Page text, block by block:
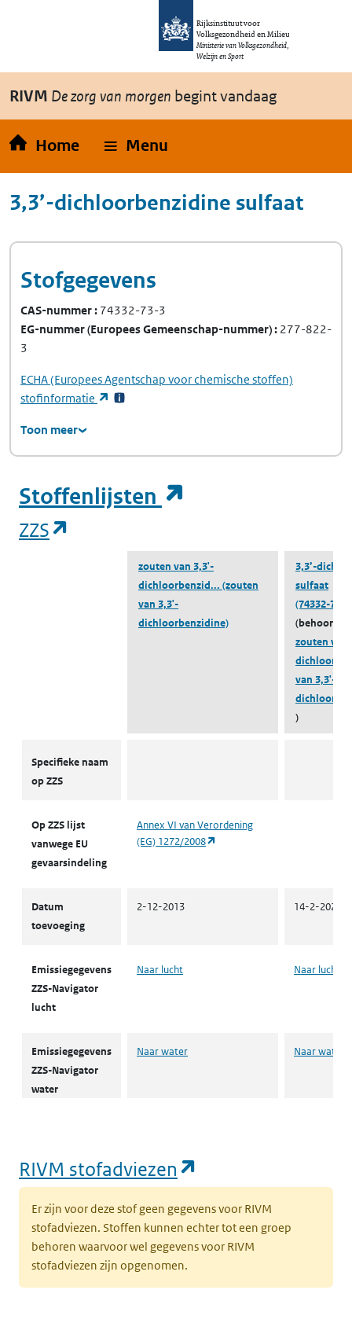
Overslaan en naar de inhoud gaan
Rijksinstituut voor
Volksgezondheid en Milieu
Ministerie van Volksgezondheid,
Welzijn en Sport
RIVM De zorg van morgen begint vandaag
Home Menu
3,3’-dichloorbenzidine sulfaat
Stofgegevens
CAS-nummer 74332-73-3
EG-nummer(Europees Gemeenschap-nummer) 277-822-
3
ECHA(Europees Agentschap voor chemische stoffen)
stofinformatie
(opent in een nieuw tabblad)
Toon meer
Stoffenlijsten
ZZS
zouten van 3,3'-
dichloorbenzid... (zouten
van 3,3'-
dichloorbenzidine)
3,3’-
sulfaat
(74332-73-
(behoort
zouten van
van 3,3'-
)
Specifieke naam
op ZZS
Op ZZS lijst
vanwege EU
gevaarsindeling
Annex VI van Verordening
(EG) 1272/2008
Datum
toevoeging
2-12-2013 14-2-2022
Emissiegegevens
ZZS-Navigator
lucht
Naar lucht Naar lucht
Emissiegegevens
ZZS-Navigator
water
Naar water Naar water
RIVM stofadviezen
Er zijn voor deze stof geen gegevens voor RIVM
stofadviezen. Stoffen kunnen echter tot een groep
behoren waarvoor wel gegevens voor RIVM
stofadviezen zijn opgenomen.